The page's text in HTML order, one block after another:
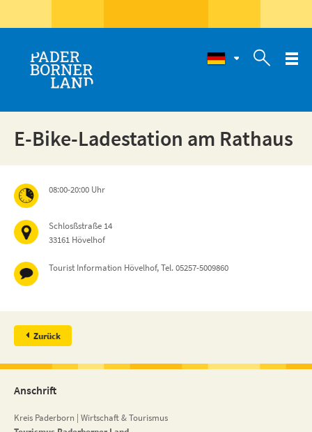

E-Bike-Ladestation am Rathaus
08:00-20:00 Uhr
Schlosßstraße 14
33161 Hövelhof
Tourist Information Hövelhof, Tel. 05257-5009860
Zurück
Anschrift
Kreis Paderborn | Wirtschaft & Tourismus